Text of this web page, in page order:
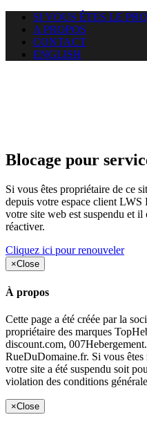
SI VOUS ÊTES LE
A PROPOS
CONTACT
ENGLISH
Blocage pour
Si vous êtes propriétaire de ce
depuis votre espace client LWS
votre site web est suspendu et
réactiver.
Cliquez ici pour renouveler
×Close
À propos
Cette page a été créée par la
propriétaire des marques
discount.com,
RueDuDomaine.fr. Si vous êtes
votre site a été suspendu soit
violation des conditions
×Close